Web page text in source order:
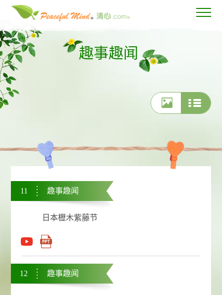
趣事趣闻
11 趣事趣闻
日本櫪木紫藤节
12 趣事趣闻